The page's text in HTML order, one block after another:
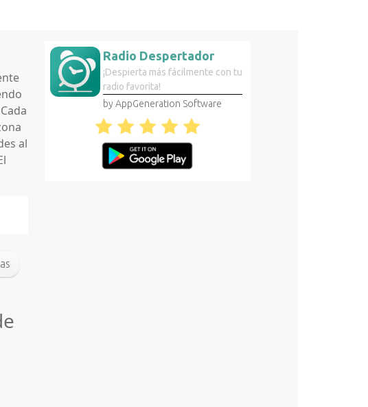
al
Radio Despertador
¡Despierta más fácilmente con tu
radio favorita!
by AppGeneration Software